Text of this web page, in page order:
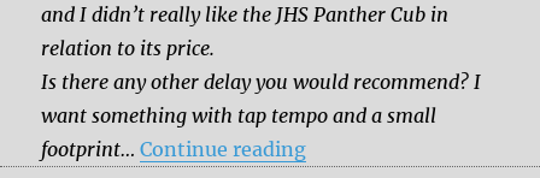
and I didn’t really like the JHS Panther Cub in
relation to its price.
Is there any other delay you would recommend? I
want something with tap tempo and a small
footprint… Continue reading“Which pedal should I